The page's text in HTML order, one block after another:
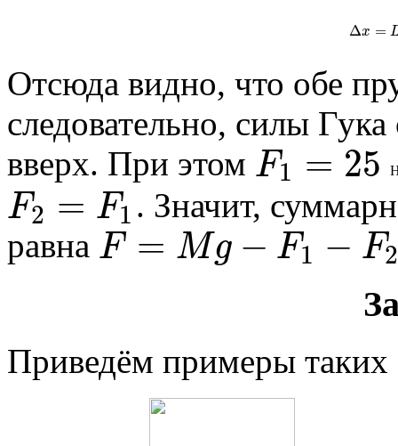
Δx =
Отсюда видно, что обе
следовательно, силы
вверх. При этом F1 = 25
F2 = F1. Значит,
равна F = Mg − F1 − F2
Приведём примеры таких